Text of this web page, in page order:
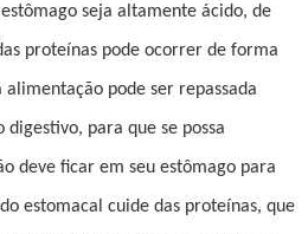
seja altamente ácido, de
proteínas pode ocorrer de forma
pode ser repassada
para que se possa
deve ficar em seu estômago para
estomacal cuide das proteínas, que